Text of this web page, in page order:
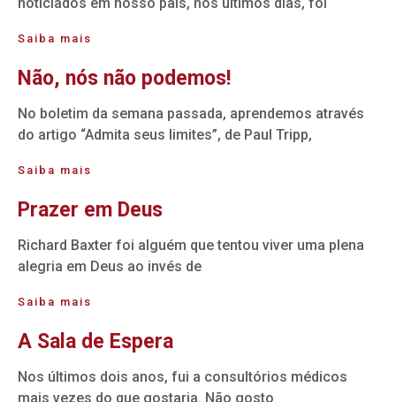
Saiba mais
Não, nós não podemos!
No boletim da semana passada, aprendemos através
do artigo “Admita seus limites”, de Paul Tripp,
Saiba mais
Prazer em Deus
Richard Baxter foi alguém que tentou viver uma plena
alegria em Deus ao invés de
Saiba mais
A Sala de Espera
Nos últimos dois anos, fui a consultórios médicos
mais vezes do que gostaria. Não gosto